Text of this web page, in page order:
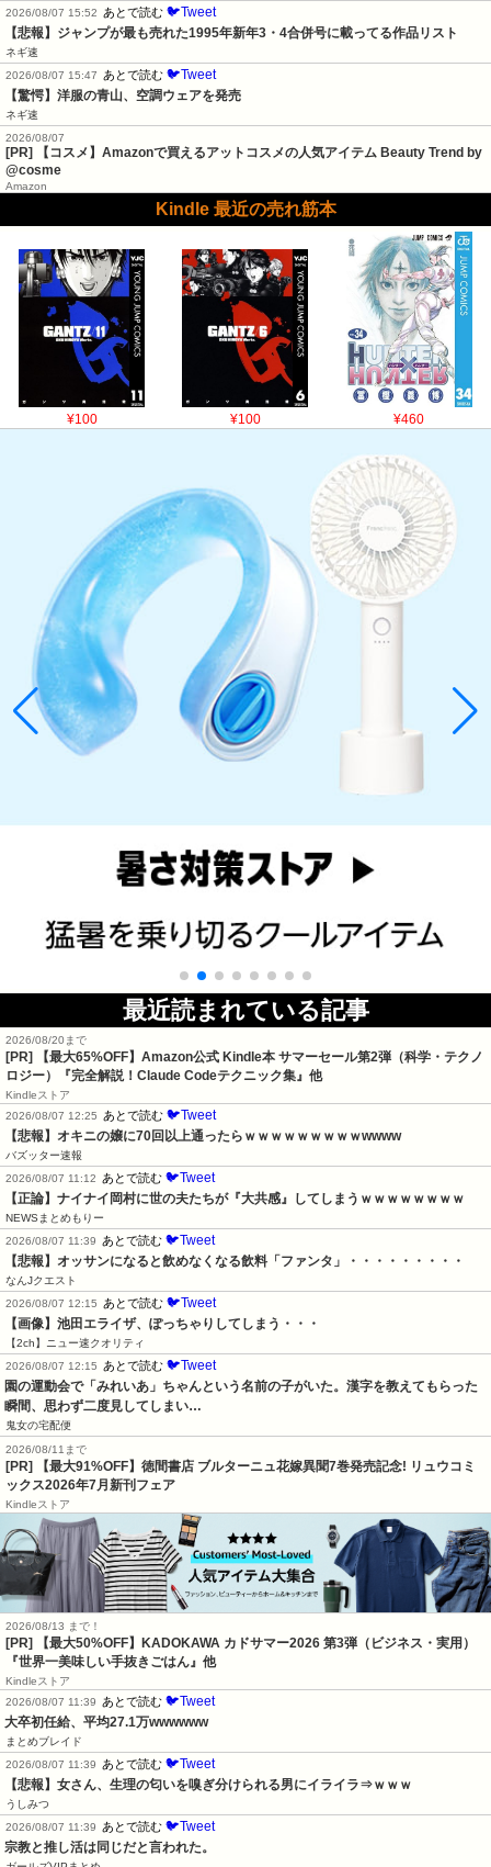
2026/08/07 15:52
あとで読む 🐦Tweet
【悲報】ジャンプが最も売れた1995年新年3・4合併号に載ってる作品リスト
ネギ速
2026/08/07 15:47
あとで読む 🐦Tweet
【驚愕】洋服の青山、空調ウェアを発売
ネギ速
2026/08/07
[PR] 【コスメ】Amazonで買えるアットコスメの人気アイテム Beauty Trend by
@cosme
Amazon
Kindle 最近の売れ筋本
¥100 ¥100 ¥460
最近読まれている記事
2026/08/20まで
[PR]
【最大65%OFF】Amazon公式 Kindle本 サマーセール第2弾（科学・テクノ
ロジー）『完全解説！Claude Codeテクニック集』他
Kindleストア
2026/08/07 12:25
あとで読む 🐦Tweet
【悲報】オキニの嬢に70回以上通ったらｗｗｗｗｗｗｗｗｗwwww
バズッター速報
2026/08/07 11:12
あとで読む 🐦Tweet
【正論】ナイナイ岡村に世の夫たちが『大共感』してしまうｗｗｗｗｗｗｗｗ
NEWSまとめもりー
2026/08/07 11:39
あとで読む 🐦Tweet
【悲報】オッサンになると飲めなくなる飲料「ファンタ」・・・・・・・・・
なんJクエスト
2026/08/07 12:15
あとで読む 🐦Tweet
【画像】池田エライザ、ぽっちゃりしてしまう・・・
【2ch】ニュー速クオリティ
2026/08/07 12:15
あとで読む 🐦Tweet
園の運動会で「みれいあ」ちゃんという名前の子がいた。漢字を教えてもらった
瞬間、思わず二度見してしまい…
鬼女の宅配便
2026/08/11まで
[PR] 【最大91%OFF】徳間書店 ブルターニュ花嫁異聞7巻発売記念! リュウコミ
ックス2026年7月新刊フェア
Kindleストア
2026/08/13 まで！
[PR]
【最大50%OFF】KADOKAWA カドサマー2026 第3弾（ビジネス・実用）
『世界一美味しい手抜きごはん』他
Kindleストア
2026/08/07 11:39
あとで読む 🐦Tweet
大卒初任給、平均27.1万wwwwww
まとめブレイド
2026/08/07 11:39
あとで読む 🐦Tweet
【悲報】女さん、生理の匂いを嗅ぎ分けられる男にイライラ⇒ｗｗｗ
うしみつ
2026/08/07 11:39
あとで読む 🐦Tweet
宗教と推し活は同じだと言われた。